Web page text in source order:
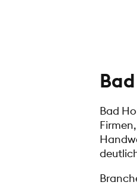
Bad